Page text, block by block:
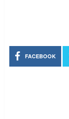
FACEBOOK